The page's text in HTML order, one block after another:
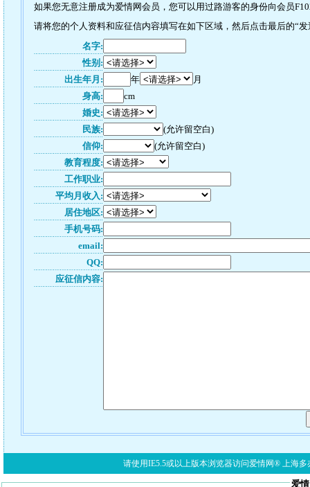
如果您无意注册成为爱情网会员，您可以用过路游客的身份向会员
请将您的个人资料和应征信内容填写在如下区域，然后点击最后的“
名字:
性别:
出生年月:
年
月
身高:
cm
婚史:
民族:
(允许留空白)
信仰:
(允许留空白)
教育程度:
工作职业:
平均月收入:
居住地区:
手机号码:
email:
QQ:
应征信内容:
请使用IE5.5或以上版本浏览器访问爱情网® 上海多
爱